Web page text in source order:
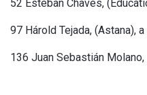
52 Esteban Chaves,
97 Hárold Tejada, (Astana),
136 Juan Sebastián Molano,